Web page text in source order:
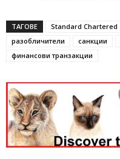
ТАГОВЕ Standard Chartered
разобличители
санкции
финансови транзакции